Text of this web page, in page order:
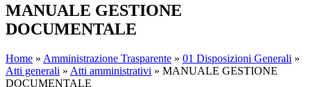
MANUALE GESTIONE
DOCUMENTALE
Home » Amministrazione Trasparente » 01 Disposizioni Generali »
Atti generali » Atti amministrativi » MANUALE GESTIONE
DOCUMENTALE